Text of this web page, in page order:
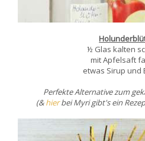
½ Glas kalten
mit Apfelsaft
etwas Sirup und
Perfekte Alternative zum
(&hierbei Myri gibt's ein